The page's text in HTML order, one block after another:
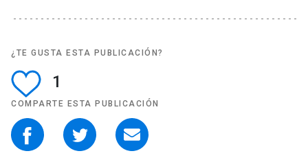
¿TE GUSTA ESTA PUBLICACIÓN?
1
COMPARTE ESTA PUBLICACIÓN